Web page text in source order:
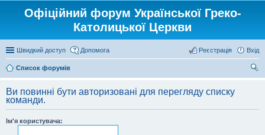
Офіційний форум Української Греко-
Католицької Церкви
Швидкий доступ Допомога Вхід
Реєстрація
Список форумів
Ви повинні бути авторизовані для перегляду списку
команди.
Ім'я користувача: